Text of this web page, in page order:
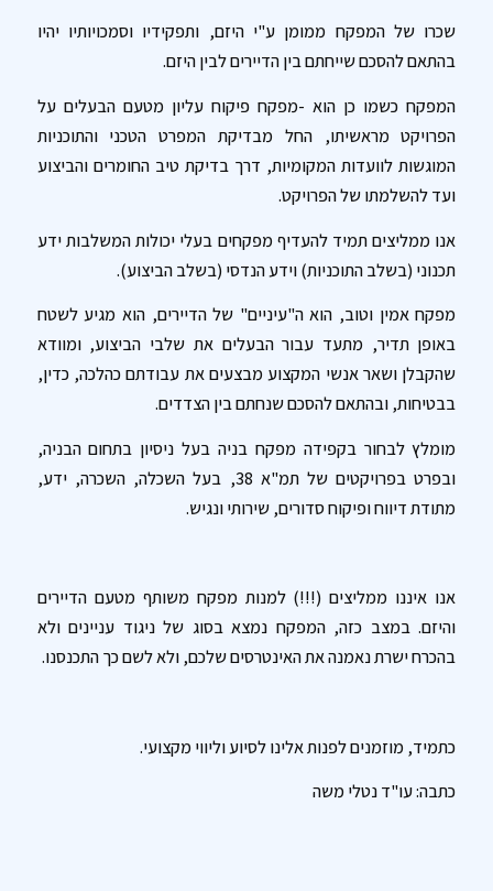
שכרו של המפקח ממומן ע"י היזם, ותפקידיו וסמכויותיו יהיו
בהתאם להסכם שייחתם בין הדיירים לבין היזם.
המפקח כשמו כן הוא -מפקח פיקוח עליון מטעם הבעלים על
הפרויקט מראשיתו, החל מבדיקת המפרט הטכני והתוכניות
המוגשות לוועדות המקומיות, דרך בדיקת טיב החומרים והביצוע
ועד להשלמתו של הפרויקט.
אנו ממליצים תמיד להעדיף מפקחים בעלי יכולות המשלבות ידע
תכנוני (בשלב התוכניות) וידע הנדסי (בשלב הביצוע).
מפקח אמין וטוב, הוא ה"עיניים" של הדיירים, הוא מגיע לשטח
באופן תדיר, מתעד עבור הבעלים את שלבי הביצוע, ומוודא
שהקבלן ושאר אנשי המקצוע מבצעים את עבודתם כהלכה, כדין,
בבטיחות, ובהתאם להסכם שנחתם בין הצדדים.
מומלץ לבחור בקפידה מפקח בניה בעל ניסיון בתחום הבניה,
ובפרט בפרויקטים של תמ"א 38, בעל השכלה, השכרה, ידע,
מתודת דיווח ופיקוח סדורים, שירותי ונגיש.
אנו איננו ממליצים (!!!) למנות מפקח משותף מטעם הדיירים
והיזם. במצב כזה, המפקח נמצא בסוג של ניגוד עניינים ולא
בהכרח ישרת נאמנה את האינטרסים שלכם, ולא לשם כך התכנסנו.
כתמיד, מוזמנים לפנות אלינו לסיוע וליווי מקצועי.
כתבה: עו"ד נטלי משה